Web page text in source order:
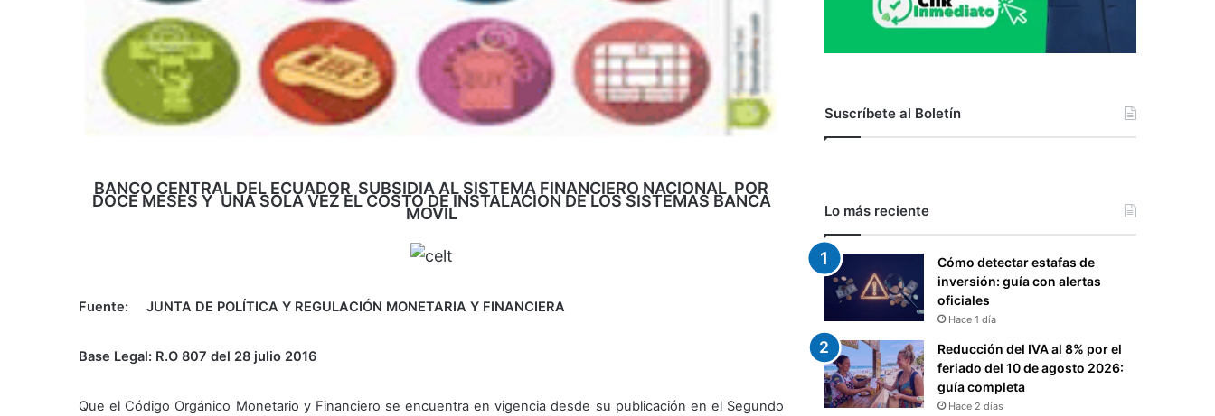
BANCO CENTRAL DEL ECUADOR SUBSIDIA AL SISTEMA FINANCIERO NACIONAL POR
DOCE MESES Y UNA SOLA VEZ EL COSTO DE INSTALACION DE LOS SISTEMAS BANCA
MOVIL
Fuente: JUNTA DE POLÍTICA Y REGULACIÓN MONETARIA Y FINANCIERA
Base Legal: R.O 807 del 28 julio 2016
Que el Código Orgánico Monetario y Financiero se encuentra en vigencia desde su publicación en el Segundo
Suscríbete al Boletín
Lo más reciente
Cómo detectar estafas de
inversión: guía con alertas
oficiales
Hace 1 día
Reducción del IVA al 8% por el
feriado del 10 de agosto 2026:
guía completa
Hace 2 días